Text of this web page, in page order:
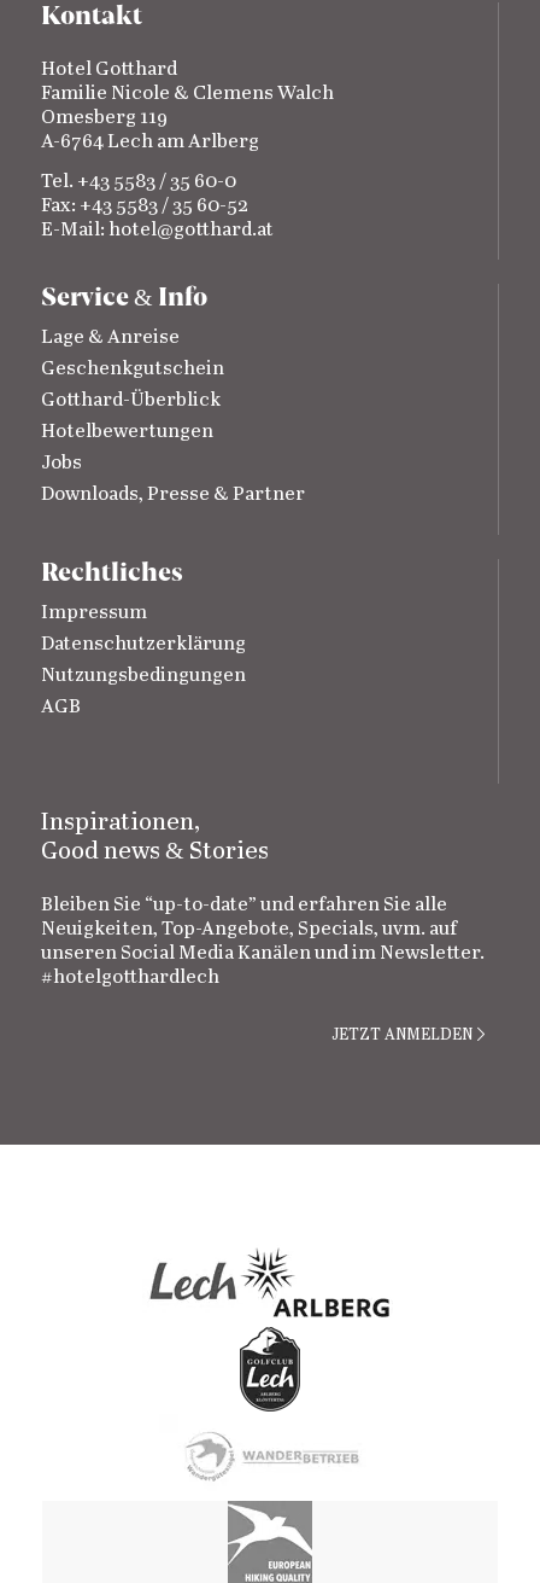
Kontakt
Hotel Gotthard
Familie Nicole & Clemens Walch
Omesberg 119
A-6764 Lech am Arlberg
Tel. +43 5583 / 35 60-0
Fax: +43 5583 / 35 60-52
E-Mail: hotel@gotthard.at
Service& Info
Lage & Anreise
Geschenkgutschein
Gotthard-Überblick
Hotelbewertungen
Jobs
Downloads, Presse & Partner
Rechtliches
Impressum
Datenschutzerklärung
Nutzungsbedingungen
AGB
Inspirationen,
Good news & Stories
Bleiben Sie “up-to-date” und erfahren Sie alle
Neuigkeiten, Top-Angebote, Specials, uvm. auf
unseren Social Media Kanälen und im Newsletter.
#hotelgotthardlech
JETZT ANMELDEN